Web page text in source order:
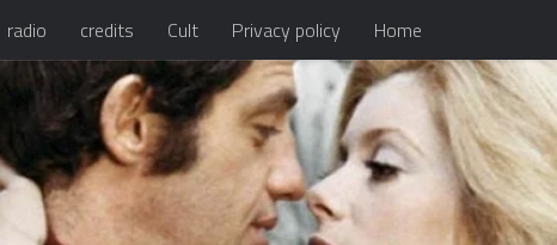
radio credits Cult Privacy policy Home